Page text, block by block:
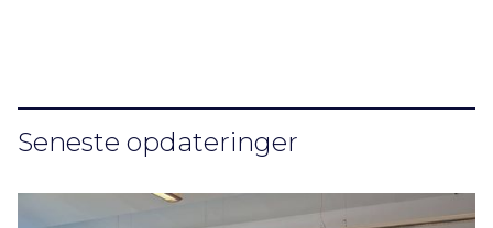
Seneste opdateringer